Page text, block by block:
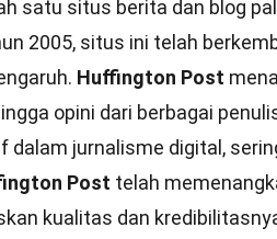
satu situs berita dan blog
2005, situs ini telah
Huffington Post
opini dari berbagai
dalam jurnalisme digital,
Post telah
kualitas dan